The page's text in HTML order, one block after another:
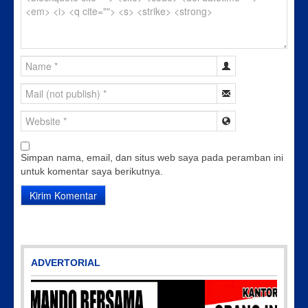
Simpan nama, email, dan situs web saya pada peramban ini
untuk komentar saya berikutnya.
ADVERTORIAL